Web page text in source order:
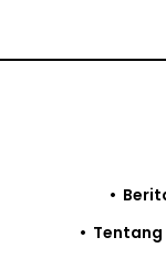
Tentang